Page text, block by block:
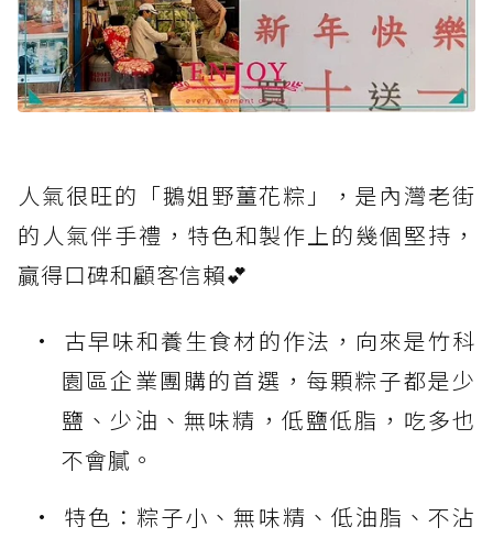
人氣很旺的「鵝姐野薑花粽」，是內灣老街
的人氣伴手禮，特色和製作上的幾個堅持，
贏得口碑和顧客信賴💕
古早味和養生食材的作法，向來是竹科
園區企業團購的首選，每顆粽子都是少
鹽、少油、無味精，低鹽低脂，吃多也
不會膩。
特色：粽子小、無味精、低油脂、不沾